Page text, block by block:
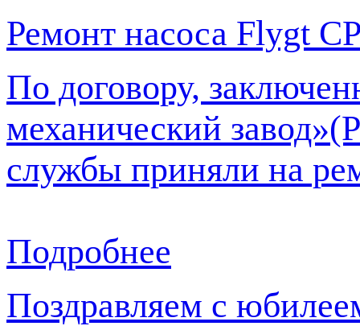
Ремонт насоса Flygt
По договору,
механический
службы приняли на
Подробнее
Поздравляем с